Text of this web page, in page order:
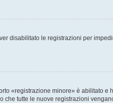
disabilitato le registrazioni per
«registrazione minore» è abilitato e
tutte le nuove registrazioni